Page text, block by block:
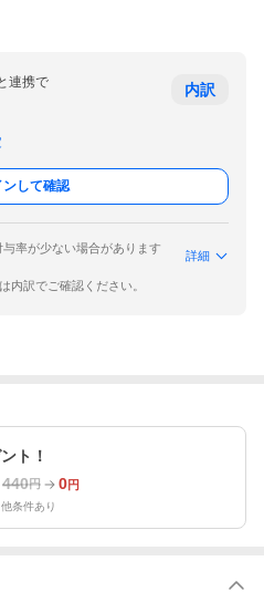
連携で 内訳
ンして確認
率が少ない場合があります
詳細
内訳でご確認ください。
ト！
440円 0円
条件あり